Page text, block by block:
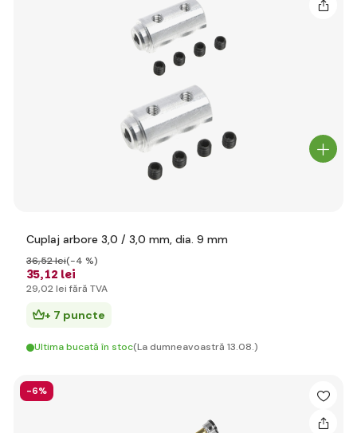
Cuplaj arbore 3,0 / 3,0 mm, dia. 9 mm
35,12 lei
36,52 lei(-4 %)
29,02 lei fără TVA
+ 7 puncte
Ultima bucată în stoc(La dumneavoastră 13.08.)
-6%